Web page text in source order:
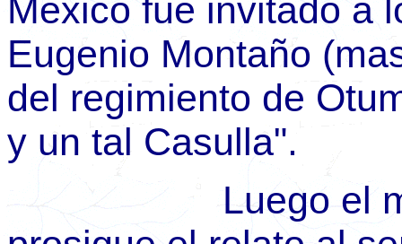
México fue invitado a
Eugenio Montaño
del regimiento de
y un tal Casulla".
Luego el